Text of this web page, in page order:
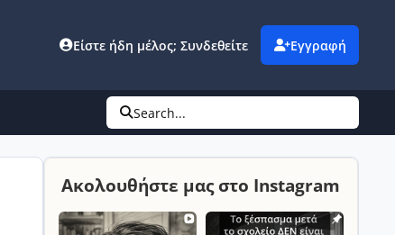
Είστε ήδη μέλος; Συνδεθείτε Εγγραφή
Search...
Ακολουθήστε μας στο Instagram